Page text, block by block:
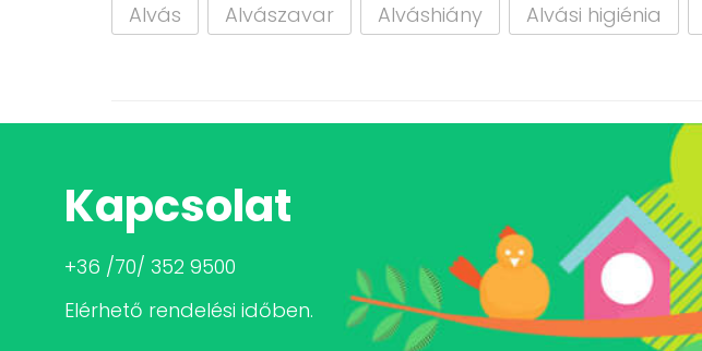
Alvás
Alvászavar Alváshiány Alvási higiénia
Kapcsolat
+36 /70/ 352 9500
Elérhető rendelési időben.